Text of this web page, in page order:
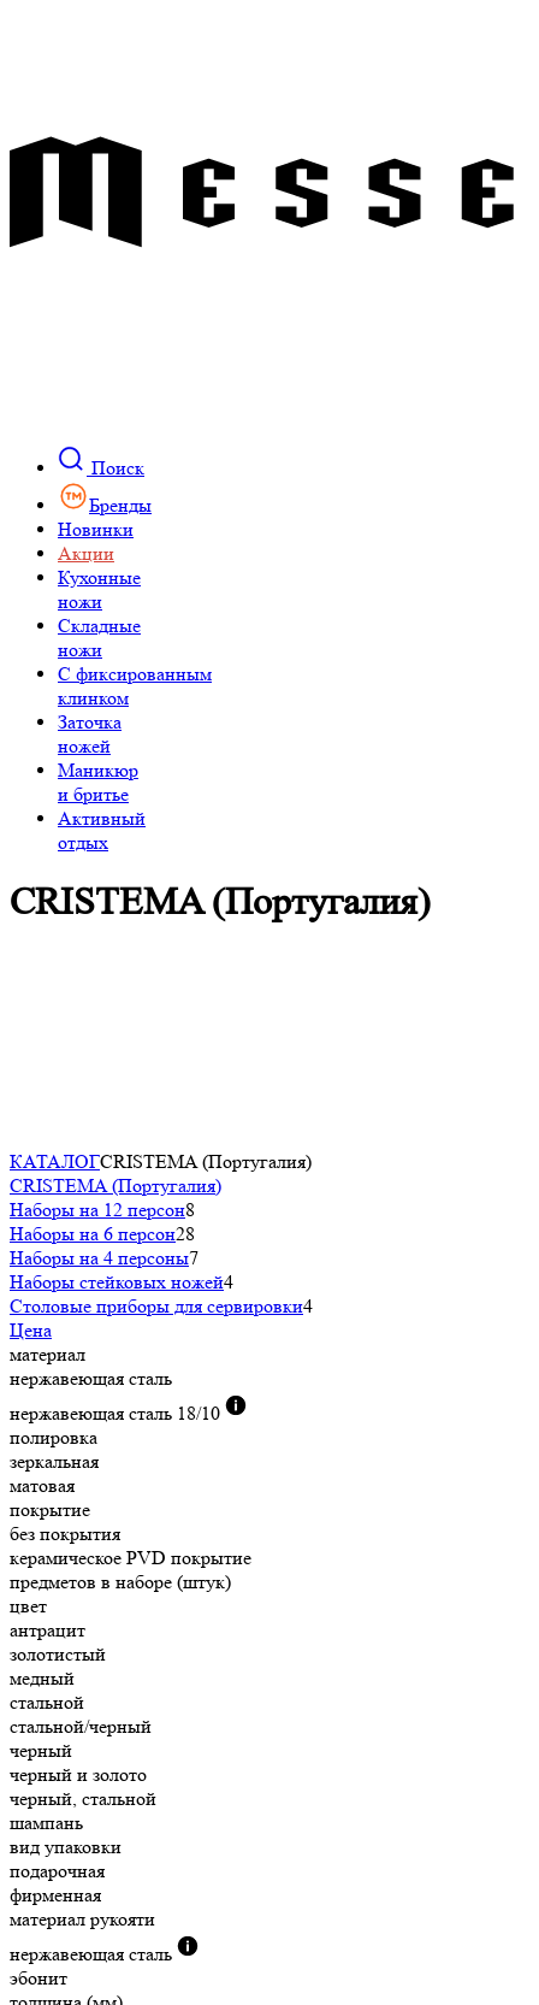
Поиск
Бренды
Новинки
Акции
Кухонные
ножи
Складные
ножи
C фиксированным
клинком
Заточка
ножей
Маникюр
и бритье
Активный
отдых
CRISTEMA (Португалия)
КАТАЛОГCRISTEMA (Португалия)
CRISTEMA (Португалия)
Наборы на 12 персон8
Наборы на 6 персон28
Наборы на 4 персоны7
Наборы стейковых ножей4
Столовые приборы для сервировки4
Цена
материал
нержавеющая сталь
нержавеющая сталь 18/10
полировка
зеркальная
матовая
покрытие
без покрытия
керамическое PVD покрытие
предметов в наборе (штук)
цвет
антрацит
золотистый
медный
стальной
стальной/черный
черный
черный и золото
черный, стальной
шампань
вид упаковки
подарочная
фирменная
материал рукояти
нержавеющая сталь
эбонит